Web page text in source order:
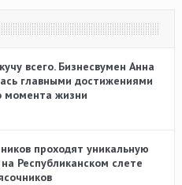
всего. Бизнесвумен Анна
главными достижениями
момента жизни
проходят уникальную
Республиканском слете